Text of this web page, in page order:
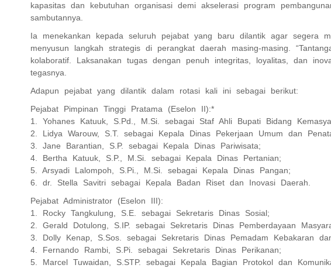
kapasitas dan kebutuhan organisasi demi akselerasi program
sambutannya.
Ia menekankan kepada seluruh pejabat yang baru dilantik agar segera
menyusun langkah strategis di perangkat daerah masing-masing.
kolaboratif. Laksanakan tugas dengan penuh integritas, loyalitas, dan
tegasnya.
Adapun pejabat yang dilantik dalam rotasi kali ini sebagai berikut:
Pejabat Pimpinan Tinggi Pratama (Eselon II):*
1. Yohanes Katuuk, S.Pd., M.Si. sebagai Staf Ahli Bupati Bidang
2. Lidya Warouw, S.T. sebagai Kepala Dinas Pekerjaan Umum dan
3. Jane Barantian, S.P. sebagai Kepala Dinas Pariwisata;
4. Bertha Katuuk, S.P., M.Si. sebagai Kepala Dinas Pertanian;
5. Arsyadi Lalompoh, S.Pi., M.Si. sebagai Kepala Dinas Pangan;
6. dr. Stella Savitri sebagai Kepala Badan Riset dan Inovasi Daerah.
Pejabat Administrator (Eselon III):
1. Rocky Tangkulung, S.E. sebagai Sekretaris Dinas Sosial;
2. Gerald Dotulong, S.IP. sebagai Sekretaris Dinas Pemberdayaan
3. Dolly Kenap, S.Sos. sebagai Sekretaris Dinas Pemadam Kebakaran
4. Fernando Rambi, S.Pi. sebagai Sekretaris Dinas Perikanan;
5. Marcel Tuwaidan, S.STP. sebagai Kepala Bagian Protokol dan